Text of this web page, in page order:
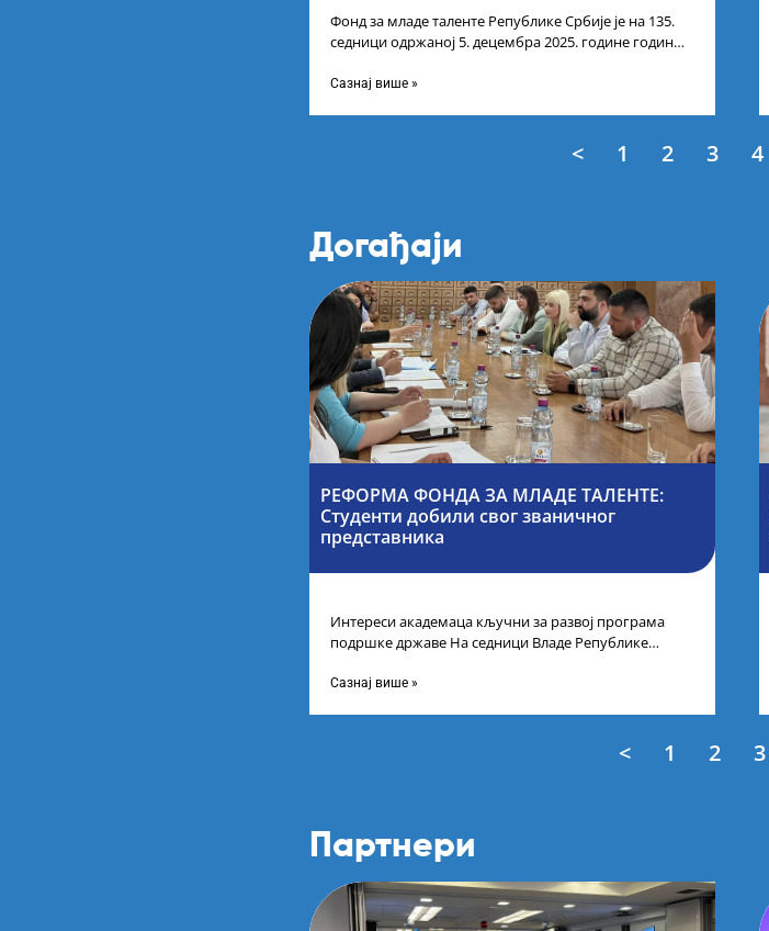
Фонд за младе таленте Републике Србије је на 135.
седници одржаној 5. децембра 2025. године године
Сазнај више »
< 1 2 3 4
Догађаји
РЕФОРМА ФОНДА ЗА МЛАДЕ ТАЛЕНТЕ:
Студенти добили свог званичног
представника
Интереси академаца кључни за развој програма
подршке државе На седници Владе Републике
Сазнај више »
< 1 2 3
Партнери